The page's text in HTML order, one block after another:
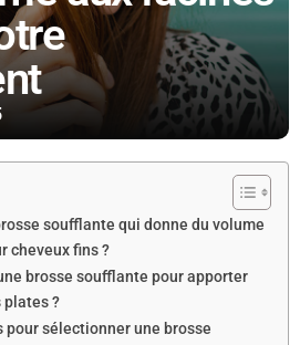
soufflante qui donne du volume
cheveux fins ?
brosse soufflante pour apporter
plates ?
sélectionner une brosse